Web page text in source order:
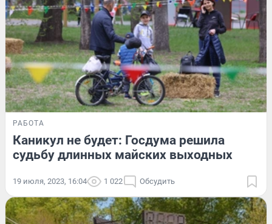
РАБОТА
Каникул не будет: Госдума решила
судьбу длинных майских выходных
19 июля, 2023, 16:04 1 022 Обсудить